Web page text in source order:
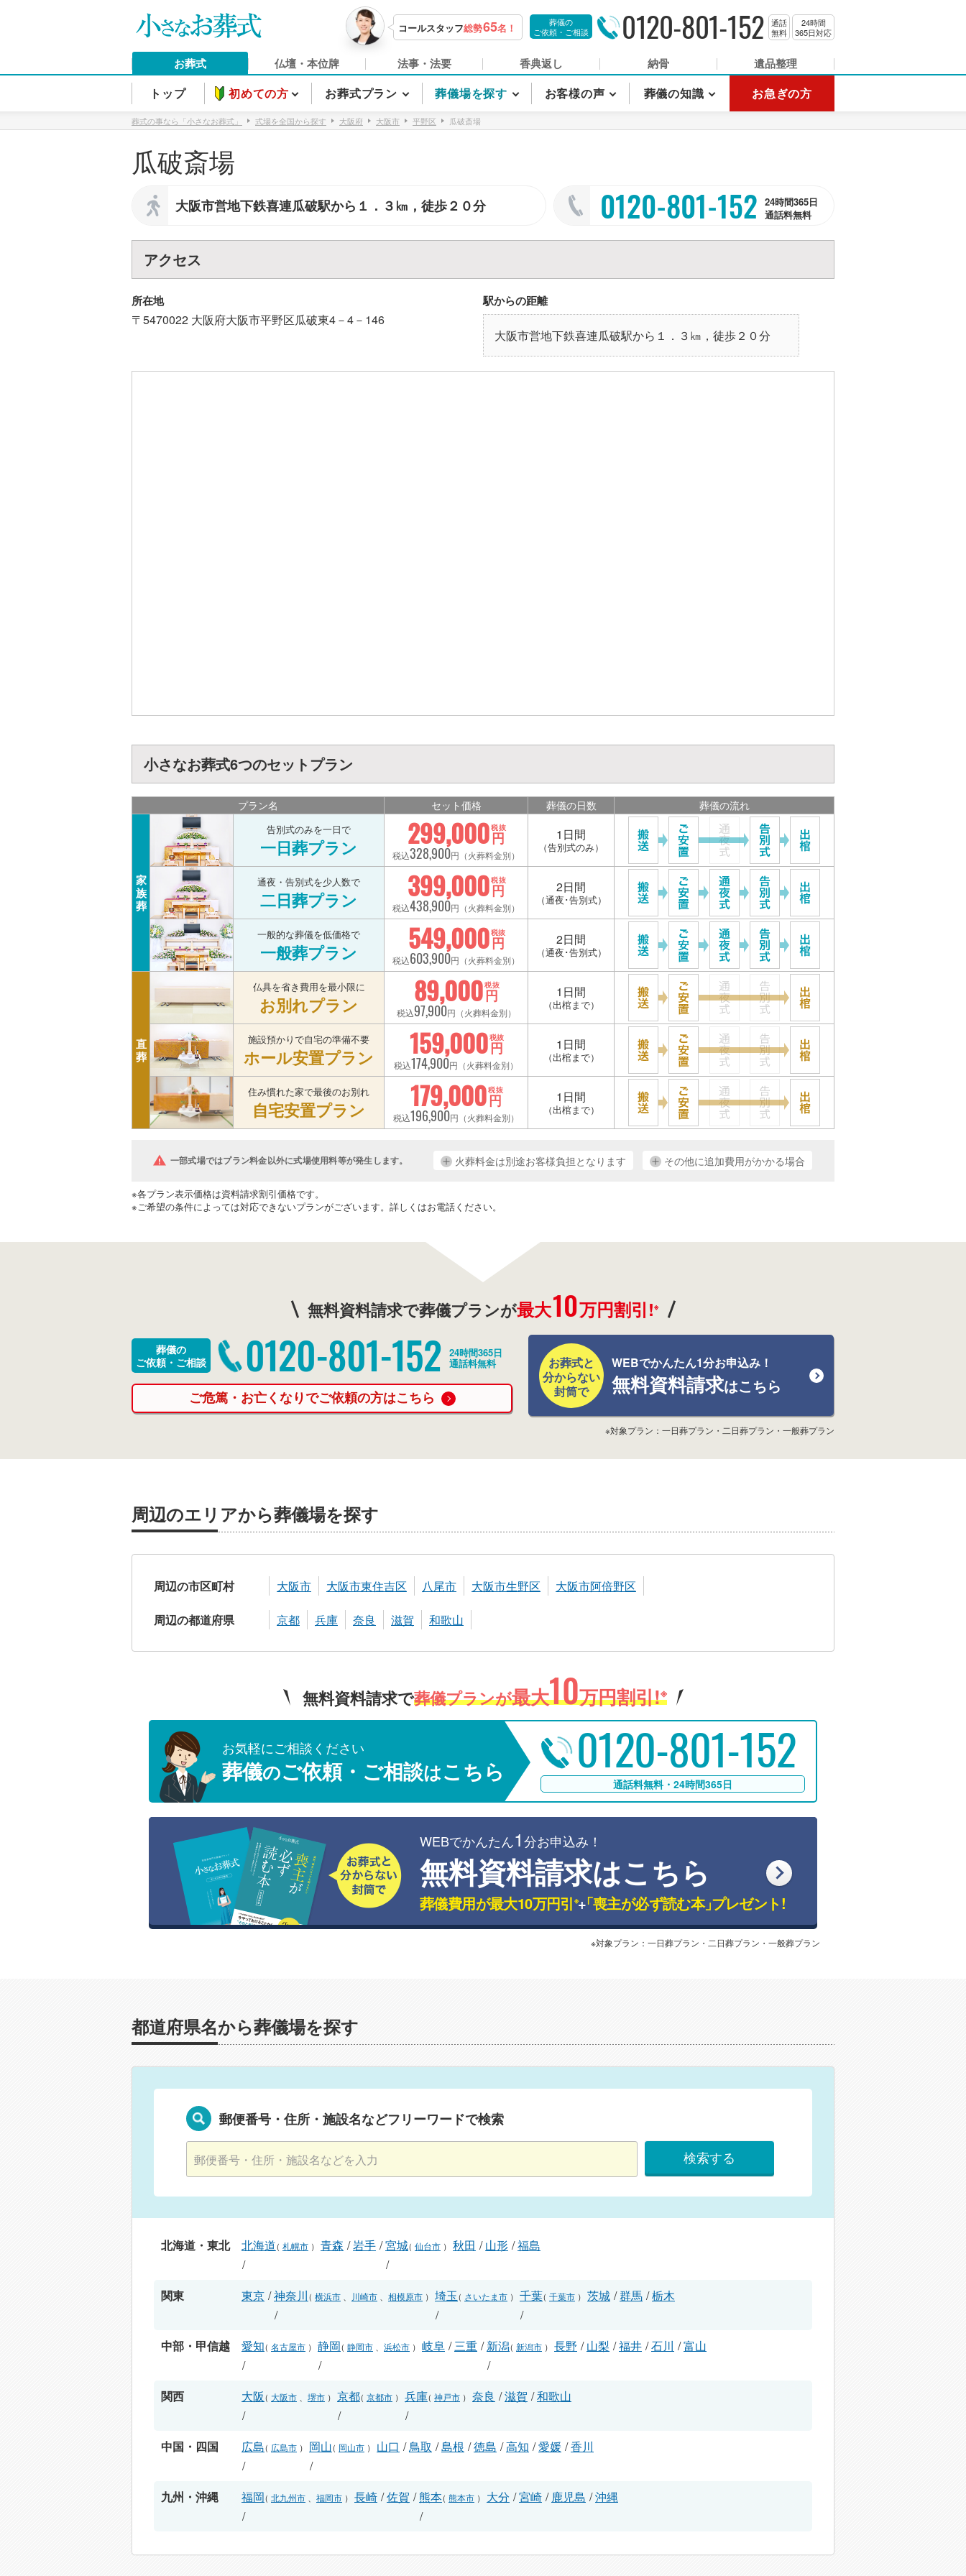
コールスタッフ総勢65名！
葬儀の
ご依頼・ご相談
0120-801-152
通話
無料
24時間
365日対応
お葬式 仏壇・本位牌 法事・法要 香典返し 納骨 遺品整理
トップ 初めての方 お葬式プラン 葬儀場を探す お客様の声 葬儀の知識 お急ぎの方
葬式の事なら「小さなお葬式」 式場を全国から探す 大阪府 大阪市 平野区 瓜破斎場
瓜破斎場
大阪市営地下鉄喜連瓜破駅から１．３㎞，徒歩２０分 0120-801-152 24時間365日
通話料無料
アクセス
所在地
〒5470022 大阪府大阪市平野区瓜破東4－4－146
駅からの距離
大阪市営地下鉄喜連瓜破駅から１．３㎞，徒歩２０分
小さなお葬式6つのセットプラン
プラン名 セット価格 葬儀の日数 葬儀の流れ
家
族
葬
告別式のみを一日で
一日葬プラン 299,000円
税抜
税込328,900円（火葬料金別）
1日間
（告別式のみ）
通夜・告別式を少人数で
二日葬プラン 399,000円
税抜
税込438,900円（火葬料金別）
2日間
（通夜･告別式）
一般的な葬儀を低価格で
一般葬プラン 549,000円
税抜
税込603,900円（火葬料金別）
2日間
（通夜･告別式）
直
葬
仏具を省き費用を最小限に
お別れプラン 89,000円
税抜
税込97,900円（火葬料金別）
1日間
（出棺まで）
施設預かりで自宅の準備不要
ホール安置プラン 159,000円
税抜
税込174,900円（火葬料金別）
1日間
（出棺まで）
住み慣れた家で最後のお別れ
自宅安置プラン 179,000円
税抜
税込196,900円（火葬料金別）
1日間
（出棺まで）
一部式場ではプラン料金以外に式場使用料等が発生します。 火葬料金は別途お客様負担となります その他に追加費用がかかる場合
※各プラン表示価格は資料請求割引価格です。
※ご希望の条件によっては対応できないプランがございます。詳しくはお電話ください。
無料資料請求で葬儀プランが最大10万円割引!※
葬儀の
ご依頼・ご相談
0120-801-152 24時間365日
通話料無料
ご危篤・お亡くなりでご依頼の方はこちら
お葬式と
分からない
封筒で
WEBでかんたん1分お申込み！
無料資料請求はこちら
※対象プラン：一日葬プラン・二日葬プラン・一般葬プラン
周辺のエリアから葬儀場を探す
周辺の市区町村 大阪市 大阪市東住吉区 八尾市 大阪市生野区 大阪市阿倍野区
周辺の都道府県 京都 兵庫 奈良 滋賀 和歌山
無料資料請求で葬儀プランが最大10万円割引!※
お気軽にご相談ください
葬儀のご依頼・ご相談はこちら 0120-801-152
通話料無料・24時間365日
WEBでかんたん1分お申込み！
無料資料請求はこちら
葬儀費用が最大10万円引 ※+
「喪主が必ず読む本」プレゼント!
※対象プラン：一日葬プラン・二日葬プラン・一般葬プラン
都道府県名から葬儀場を探す
郵便番号・住所・施設名などフリーワードで検索
検索する
北海道・東北 北海道（ 札幌市 ）
/
青森 /岩手 /宮城（ 仙台市 ）
/
秋田 /山形 /福島
関東 東京 /神奈川（ 横浜市 川崎市 相模原市 ）
/
埼玉（ さいたま市 ）
/
千葉（ 千葉市 ）
/
茨城 /群馬 /栃木
中部・甲信越 愛知（ 名古屋市 ）
/
静岡（ 静岡市 浜松市 ）
/
岐阜 /三重 /新潟（ 新潟市 ）
/
長野 /山梨 /福井 /石川 /富山
関西 大阪（ 大阪市 堺市 ）
/
京都（ 京都市 ）
/
兵庫（ 神戸市 ）
/
奈良 /滋賀 /和歌山
中国・四国 広島（ 広島市 ）
/
岡山（ 岡山市 ）
/
山口 /鳥取 /島根 /徳島 /高知 /愛媛 /香川
九州・沖縄 福岡（ 北九州市 福岡市 ）
/
長崎 /佐賀 /熊本（ 熊本市 ）
/
大分 /宮崎 / 鹿児島 /沖縄